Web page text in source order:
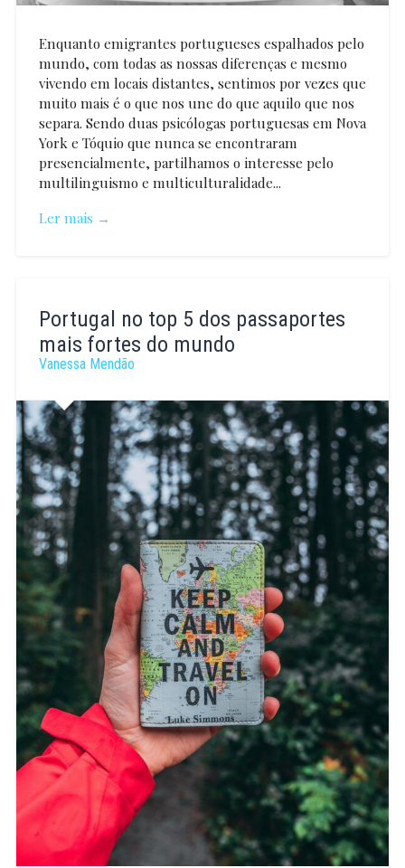
Enquanto emigrantes portugueses espalhados pelo
mundo, com todas as nossas diferenças e mesmo
vivendo em locais distantes, sentimos por vezes que
muito mais é o que nos une do que aquilo que nos
separa. Sendo duas psicólogas portuguesas em Nova
York e Tóquio que nunca se encontraram
presencialmente, partilhamos o interesse pelo
multilinguismo e multiculturalidade...
Ler mais →
Ferreira
Portugal no top 5 dos passaportes
mais fortes do mundo
Vanessa Mendão